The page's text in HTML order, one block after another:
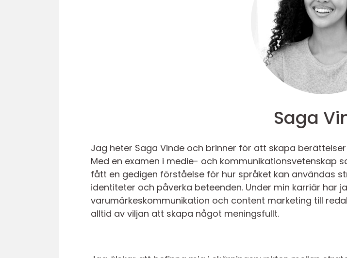
Saga
Jag heter Saga Vinde och brinner för att skapa
Med en examen i medie- och kommunikationsvetenskap
fått en gedigen förståelse för hur språket kan användas
identiteter och påverka beteenden. Under min karriär har
varumärkeskommunikation och content marketing till
alltid av viljan att skapa något meningsfullt.